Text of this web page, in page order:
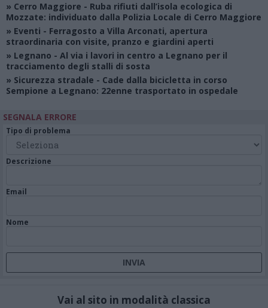
» Cerro Maggiore - Ruba rifiuti dall’isola ecologica di
Mozzate: individuato dalla Polizia Locale di Cerro Maggiore
» Eventi - Ferragosto a Villa Arconati, apertura
straordinaria con visite, pranzo e giardini aperti
» Legnano - Al via i lavori in centro a Legnano per il
tracciamento degli stalli di sosta
» Sicurezza stradale - Cade dalla bicicletta in corso
Sempione a Legnano: 22enne trasportato in ospedale
SEGNALA ERRORE
Tipo di problema
Descrizione
Email
Nome
Vai al sito in modalità classica